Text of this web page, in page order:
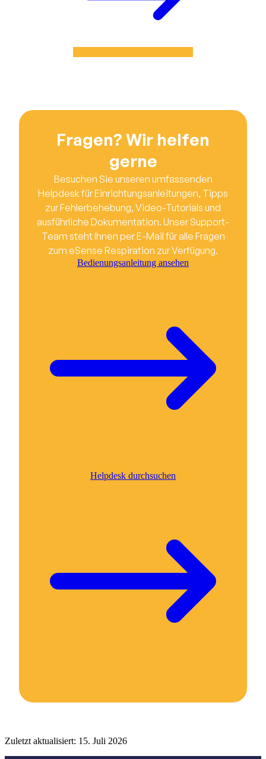
Fragen? Wir helfen
gerne
Besuchen Sie unseren umfassenden
Helpdesk für Einrichtungsanleitungen, Tipps
zur Fehlerbehebung, Video-Tutorials und
ausführliche Dokumentation. Unser Support-
Team steht Ihnen per E-Mail für alle Fragen
zum eSense Respiration zur Verfügung.
Bedienungsanleitung ansehen
Helpdesk durchsuchen
Zuletzt aktualisiert: 15. Juli 2026